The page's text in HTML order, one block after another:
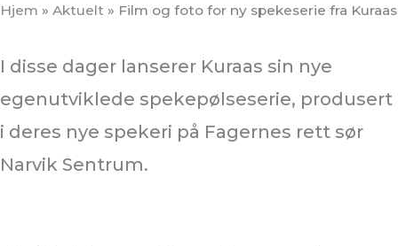
Hjem » Aktuelt » Film og foto for ny spekeserie fra Kuraas
I disse dager lanserer Kuraas sin nye
egenutviklede spekepølseserie, produsert
i deres nye spekeri på Fagernes rett sør
Narvik Sentrum.